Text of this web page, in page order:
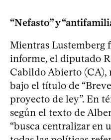
“Nefasto” y
Mientras Lustemberg
informe, el diputado
Cabildo Abierto
bajo el título de
proyecto de ley”. En
según el texto de
“busca centralizar en